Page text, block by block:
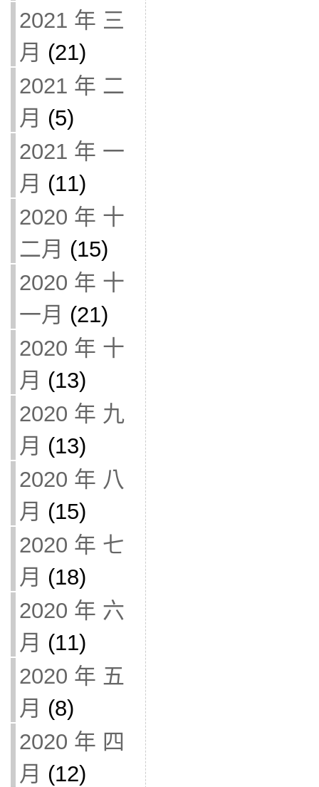
2021 年 三
月 (21)
2021 年 二
月 (5)
2021 年 一
月 (11)
2020 年 十
二月 (15)
2020 年 十
一月 (21)
2020 年 十
月 (13)
2020 年 九
月 (13)
2020 年 八
月 (15)
2020 年 七
月 (18)
2020 年 六
月 (11)
2020 年 五
月 (8)
2020 年 四
月 (12)